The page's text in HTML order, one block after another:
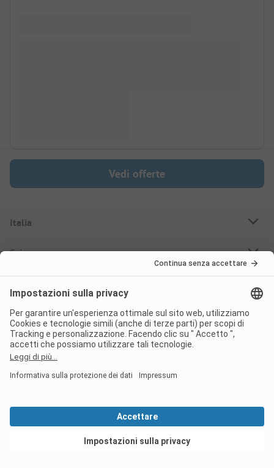
Vedi offerte
Italia
Svizzera
Croazia
Germania
Destinazioni